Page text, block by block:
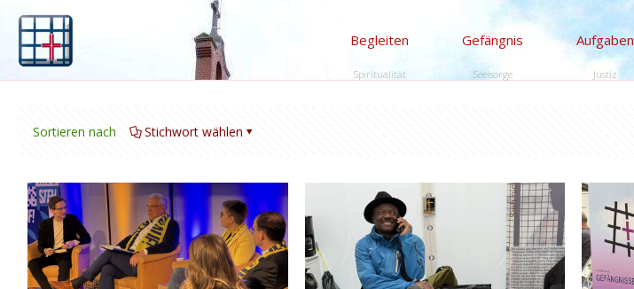
Begleiten
Spiritualität
Gefängnis
Seelsorge
Aufgaben
Justiz
Sortieren nach Stichwort wählen